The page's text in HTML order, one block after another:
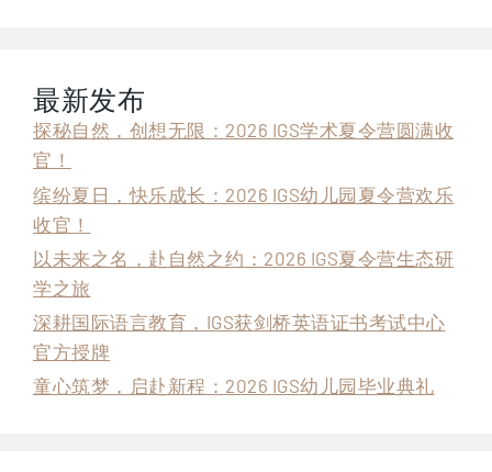
最新发布
探秘自然，创想无限：2026 IGS学术夏令营圆满收
官！
缤纷夏日，快乐成长：2026 IGS幼儿园夏令营欢乐
收官！
以未来之名，赴自然之约：2026 IGS夏令营生态研
学之旅
深耕国际语言教育，IGS获剑桥英语证书考试中心
官方授牌
童心筑梦，启赴新程：2026 IGS幼儿园毕业典礼